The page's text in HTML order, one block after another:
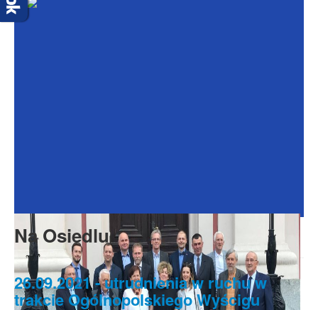
O nas
Rada Seniorów
Na Osiedlu
26.09.2021 - utrudnienia w ruchu w
trakcie Ogólnopolskiego Wyścigu